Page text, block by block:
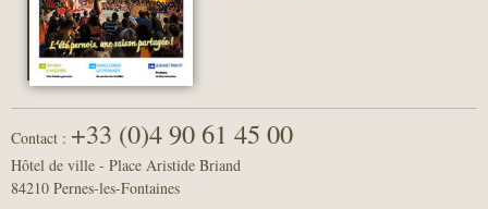
Contact : +33 (0)4 90 61 45 00
Hôtel de ville - Place Aristide Briand
84210 Pernes-les-Fontaines